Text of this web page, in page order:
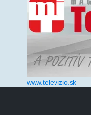
www.televizio.sk